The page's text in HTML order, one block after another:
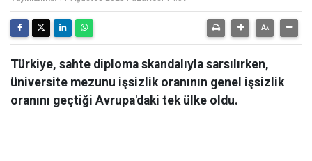
Türkiye, sahte diploma skandalıyla sarsılırken,
üniversite mezunu işsizlik oranının genel işsizlik
oranını geçtiği Avrupa'daki tek ülke oldu.